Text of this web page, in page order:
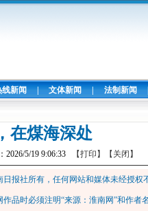
线新闻 | 文体新闻 | 法制新闻
在煤海深处
2026/5/19 9:06:33 【打印】 【关闭】
报社所有，任何网站和媒体未经授权
品时必须注明“来源：淮南网”和作者